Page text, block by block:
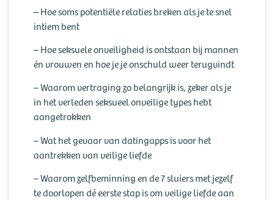
– Hoe soms potentiële relaties breken als je te snel
intiem bent
– Hoe seksuele onveiligheid is ontstaan bij mannen
én vrouwen en hoe je je onschuld weer terugvindt
– Waarom vertraging zo belangrijk is, zeker als je
in het verleden seksueel onveilige types hebt
aangetrokken
– Wat het gevaar van datingapps is voor het
aantrekken van veilige liefde
– Waarom zelfbeminning en de 7 sluiers met jezelf
te doorlopen dé eerste stap is om veilige liefde aan